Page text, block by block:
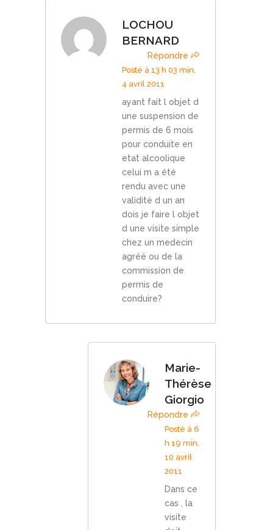
LOCHOU
BERNARD
Répondre
Posté à 13 h 03 min,
4 avril 2011
ayant fait l objet d
une suspension de
permis de 6 mois
pour conduite en
etat alcoolique
celui m a été
rendu avec une
validité d un an
dois je faire l objet
d une visite simple
chez un medecin
agréé ou de la
commission de
permis de
conduire?
Marie-
Thérèse
Giorgio
Répondre
Posté à 6
h 19 min,
10 avril
2011
Dans ce
cas , la
visite